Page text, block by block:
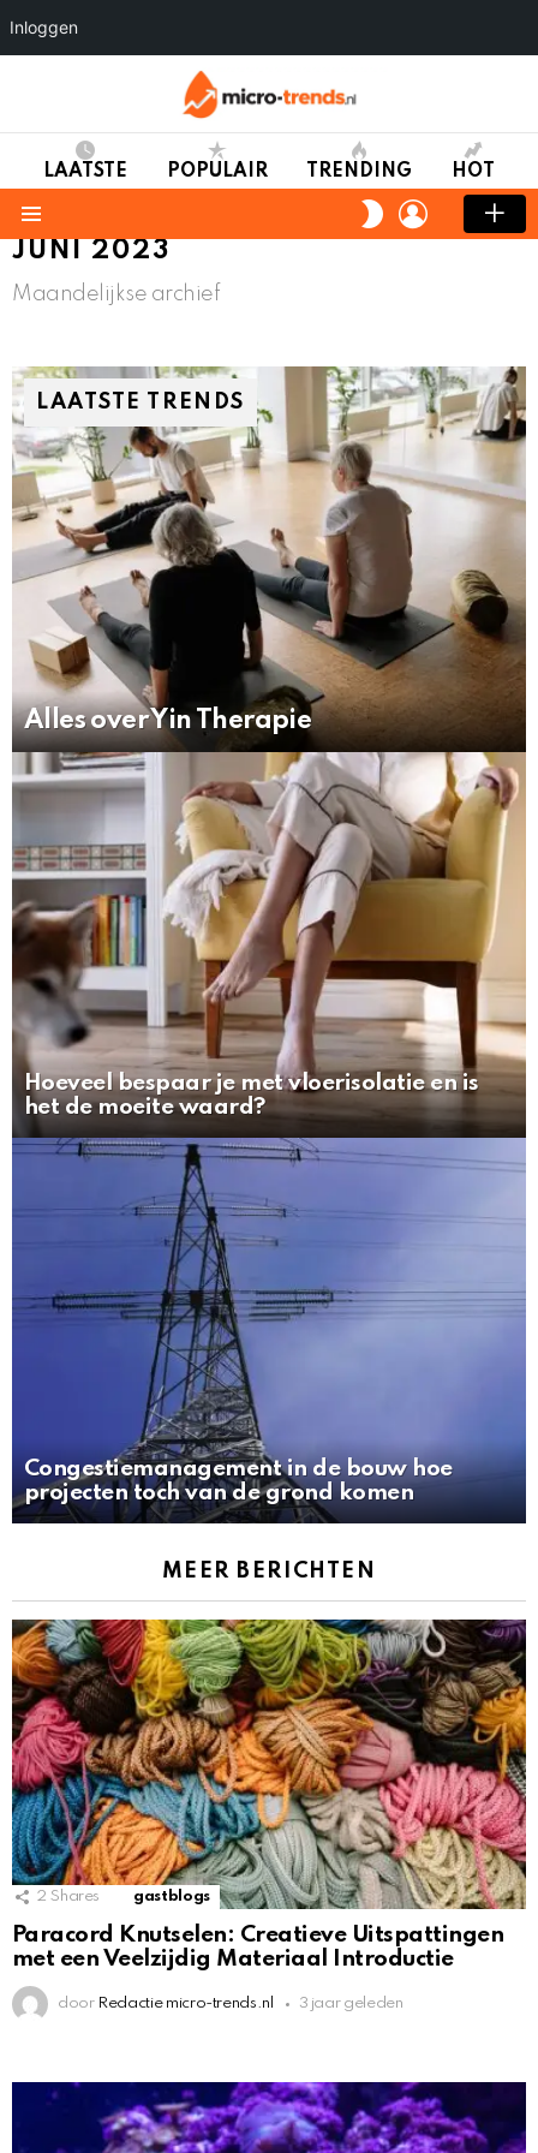
LAATSTE POPULAIR TRENDING HOT
SWITCH
SKIN
LOGIN
JUNI 2023
Maandelijkse archief
LAATSTE TRENDS
Alles over Yin Therapie
Hoeveel bespaar je met vloerisolatie en is
het de moeite waard?
Congestiemanagement in de bouw hoe
projecten toch van de grond komen
MEER BERICHTEN
2 Shares gastblogs
Paracord Knutselen: Creatieve Uitspattingen
met een Veelzijdig Materiaal Introductie
door Redactie micro-trends.nl 3 jaar geleden
Inloggen